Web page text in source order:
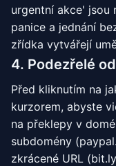
urgentní akce' jsou
panice a jednání
zřídka vytvářejí
4. Podezřelé
Před kliknutím na
kurzorem, abyste
na překlepy v
subdomény
zkrácené URL